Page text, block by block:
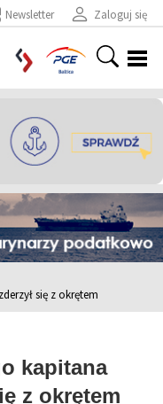
Zaloguj się
Newsletter
się z okrętem
kapitana
z okrętem